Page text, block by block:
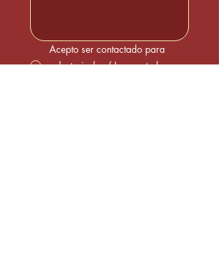
Acepto ser contactado para
voluntariado. / I agree to be